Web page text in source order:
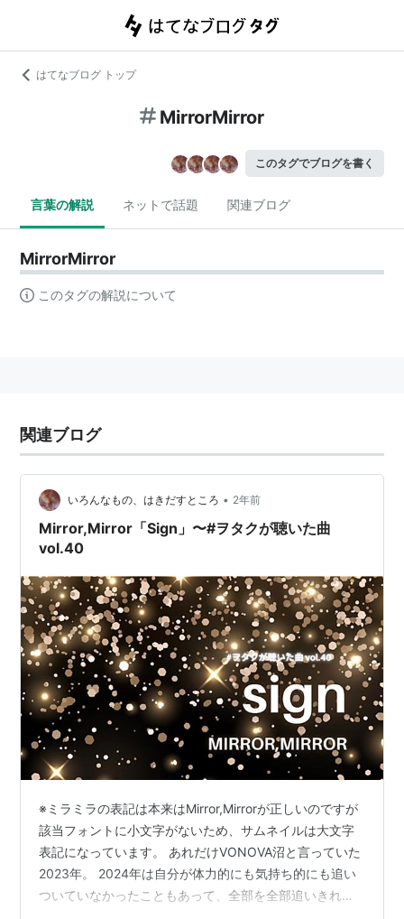
はてなブログ トップ
MirrorMirror
このタグでブログを書く
言葉の解説 ネットで話題 関連ブログ
MirrorMirror
このタグの解説について
関連ブログ
いろんなもの、はきだすところ • 2年前
Mirror,Mirror「Sign」〜#ヲタクが聴いた曲
vol.40
※ミラミラの表記は本来はMirror,Mirrorが正しいのですが
該当フォントに小文字がないため、サムネイルは大文字
表記になっています。 あれだけVONOVA沼と言っていた
2023年。 2024年は自分が体力的にも気持ち的にも追い
ついていなかったこともあって、全部を全部追いきれて